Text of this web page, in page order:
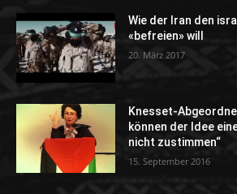
Wie der Iran den
«befreien» will
20. März 2017
Knesset-
können der Idee
nicht zustimmen“
15. September 2016